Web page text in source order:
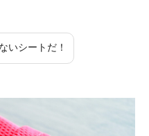
いシートだ！